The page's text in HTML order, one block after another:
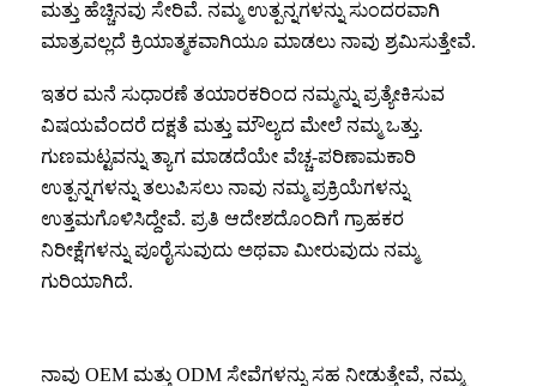
ಮತ್ತು ಹೆಚ್ಚಿನವು ಸೇರಿವೆ. ನಮ್ಮ ಉತ್ಪನ್ನಗಳನ್ನು ಸುಂದರವಾಗಿ
ಮಾತ್ರವಲ್ಲದೆ ಕ್ರಿಯಾತ್ಮಕವಾಗಿಯೂ ಮಾಡಲು ನಾವು ಶ್ರಮಿಸುತ್ತೇವೆ.
ಇತರ ಮನೆ ಸುಧಾರಣೆ ತಯಾರಕರಿಂದ ನಮ್ಮನ್ನು ಪ್ರತ್ಯೇಕಿಸುವ
ವಿಷಯವೆಂದರೆ ದಕ್ಷತೆ ಮತ್ತು ಮೌಲ್ಯದ ಮೇಲೆ ನಮ್ಮ ಒತ್ತು.
ಗುಣಮಟ್ಟವನ್ನು ತ್ಯಾಗ ಮಾಡದೆಯೇ ವೆಚ್ಚ-ಪರಿಣಾಮಕಾರಿ
ಉತ್ಪನ್ನಗಳನ್ನು ತಲುಪಿಸಲು ನಾವು ನಮ್ಮ ಪ್ರಕ್ರಿಯೆಗಳನ್ನು
ಉತ್ತಮಗೊಳಿಸಿದ್ದೇವೆ. ಪ್ರತಿ ಆದೇಶದೊಂದಿಗೆ ಗ್ರಾಹಕರ
ನಿರೀಕ್ಷೆಗಳನ್ನು ಪೂರೈಸುವುದು ಅಥವಾ ಮೀರುವುದು ನಮ್ಮ
ಗುರಿಯಾಗಿದೆ.
ನಾವು OEM ಮತ್ತು ODM ಸೇವೆಗಳನ್ನು ಸಹ ನೀಡುತ್ತೇವೆ, ನಮ್ಮ